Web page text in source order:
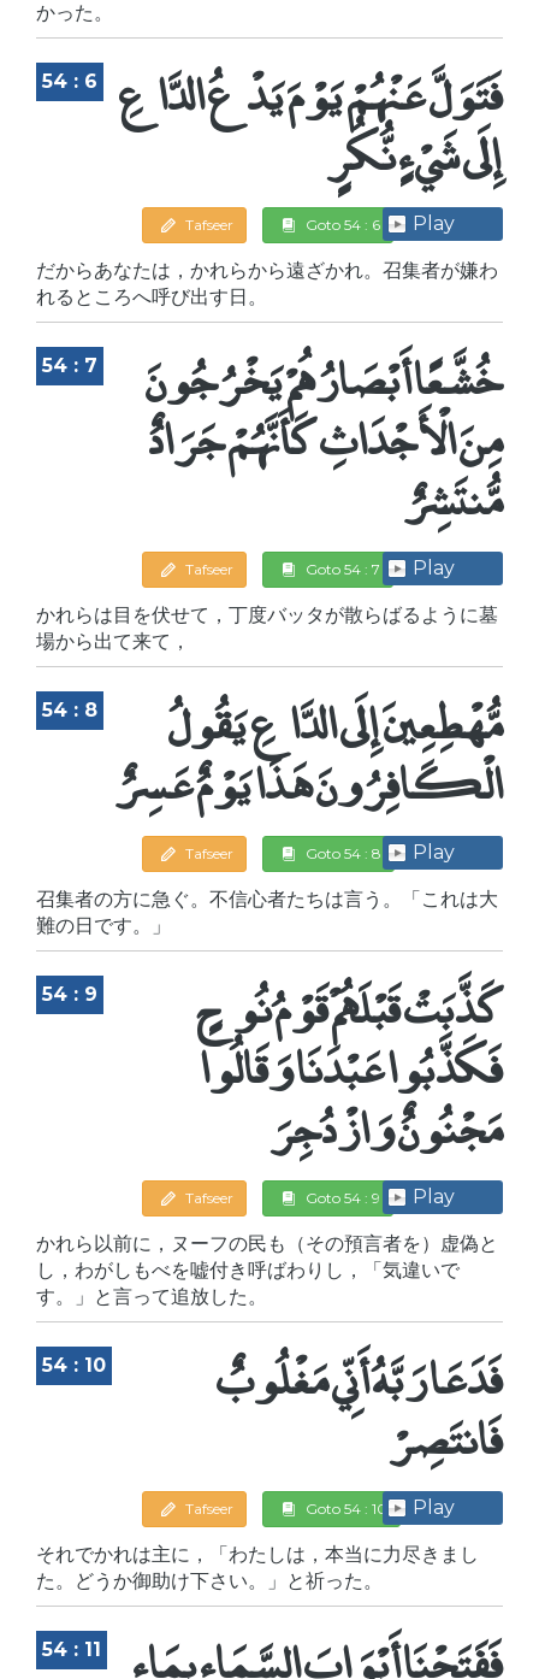
かった。
54 : 6 فَتَوَلَّ عَنْهُمْ يَوْمَ يَدْعُ الدَّاعِ
إِلَى شَيْءٍ نُّكُرٍ
Tafseer Goto 54 : 6 Play
だからあなたは，かれらから遠ざかれ。召集者が嫌わ
れるところへ呼び出す日。
54 : 7 خُشَّعًا أَبْصَارُهُمْ يَخْرُجُونَ
مِنَ الْأَجْدَاثِ كَأَنَّهُمْ جَرَادٌ
مُّنتَشِرٌ
Tafseer Goto 54 : 7 Play
かれらは目を伏せて，丁度バッタが散らばるように墓
場から出て来て，
54 : 8 مُّهْطِعِينَ إِلَى الدَّاعِ يَقُولُ
الْكَافِرُونَ هَذَا يَوْمٌ عَسِرٌ
Tafseer Goto 54 : 8 Play
召集者の方に急ぐ。不信心者たちは言う。「これは大
難の日です。」
54 : 9 كَذَّبَتْ قَبْلَهُمْ قَوْمُ نُوحٍ
فَكَذَّبُوا عَبْدَنَا وَقَالُوا
مَجْنُونٌ وَازْدُجِرَ
Tafseer Goto 54 : 9 Play
かれら以前に，ヌーフの民も（その預言者を）虚偽と
し，わがしもべを嘘付き呼ばわりし，「気違いで
す。」と言って追放した。
54 : 10 فَدَعَا رَبَّهُ أَنِّي مَغْلُوبٌ
فَانتَصِرْ
Tafseer Goto 54 : 10 Play
それでかれは主に，「わたしは，本当に力尽きまし
た。どうか御助け下さい。」と祈った。
54 : 11 فَفَتَحْنَا أَبْوَابَ السَّمَاء بِمَاء